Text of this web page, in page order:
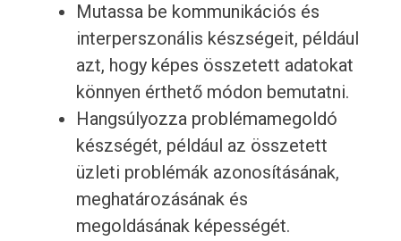
Mutassa be kommunikációs és
interperszonális készségeit, például
azt, hogy képes összetett adatokat
könnyen érthető módon bemutatni.
Hangsúlyozza problémamegoldó
készségét, például az összetett
üzleti problémák azonosításának,
meghatározásának és
megoldásának képességét.